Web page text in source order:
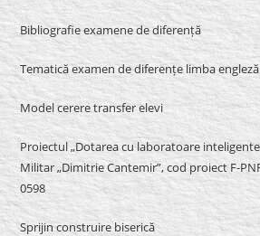
Bibliografie examene de diferență
Tematică examen de diferențe limba engleză
Model cerere transfer elevi
Proiectul „Dotarea cu laboratoare
Militar „Dimitrie Cantemir”, cod proiect F-
0598
Sprijin construire biserică